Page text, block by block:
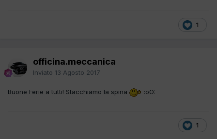
1
officina.meccanica
Inviato 13 Agosto 2017
Buone Ferie a tutti! Stacchiamo la spina :oO:
1